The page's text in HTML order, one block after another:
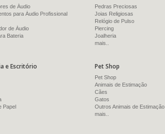
de Áudio
para Áudio Profissional
de Áudio
Bateria
Pedras Preciosas
Joias Religiosas
Relógio de Pulso
Piercing
Joalheria
mais..
e Escritório
Papel
Pet Shop
Pet Shop
Animais de Estimação
Cães
Gatos
Outros Animais de Estimação
mais..